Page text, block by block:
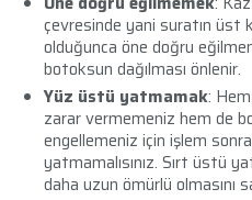
çevresinde yani suratın üst
olduğunca öne doğru
botoksun dağılması önlenir.
Yüz üstü yatmamak:
zarar vermemeniz hem de
engellemeniz için işlem
yatmamalısınız. Sırt üstü
daha uzun ömürlü olmasını